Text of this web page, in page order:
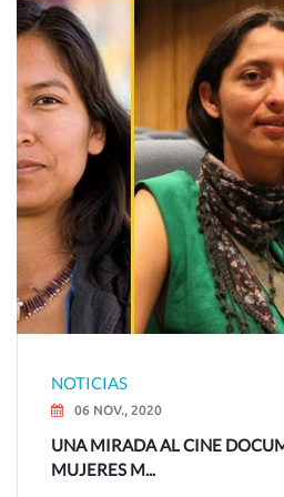
NOTICIAS
06 NOV., 2020
UNA MIRADA AL CINE
MUJERES M...